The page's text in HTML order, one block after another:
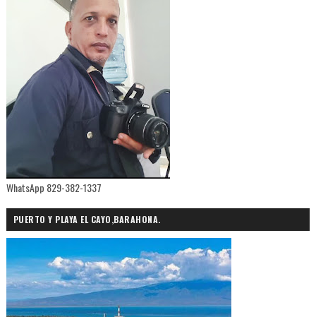
WhatsApp 829-382-1337
PUERTO Y PLAYA EL CAYO,BARAHONA.